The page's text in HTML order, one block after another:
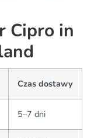
Cipro in
Czas dostawy
5–7 dni